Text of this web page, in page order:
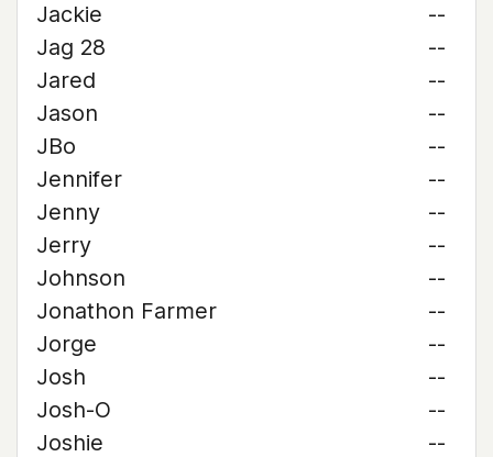
Jackie
--
Jag 28
--
Jared
--
Jason
--
JBo
--
Jennifer
--
Jenny
--
Jerry
--
Johnson
--
Jonathon Farmer
--
Jorge
--
Josh
--
Josh-O
--
Joshie
--